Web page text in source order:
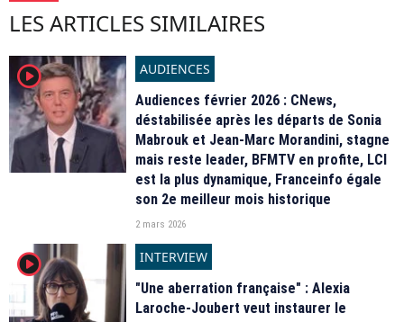
LES ARTICLES SIMILAIRES
player2
AUDIENCES
Audiences février 2026 : CNews,
déstabilisée après les départs de Sonia
Mabrouk et Jean-Marc Morandini, stagne
mais reste leader, BFMTV en profite, LCI
est la plus dynamique, Franceinfo égale
son 2e meilleur mois historique
2 mars 2026
player2
INTERVIEW
"Une aberration française" : Alexia
Laroche-Joubert veut instaurer le